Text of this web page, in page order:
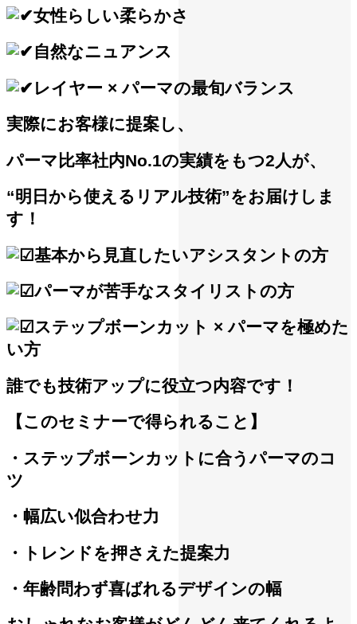
女性らしい柔らかさ
自然なニュアンス
レイヤー × パーマの最旬バランス
実際にお客様に提案し、
パーマ比率社内No.1の実績をもつ2人が、
“明日から使えるリアル技術”をお届けしま
す！
基本から見直したいアシスタントの方
パーマが苦手なスタイリストの方
ステップボーンカット × パーマを極めた
い方
誰でも技術アップに役立つ内容です！
【このセミナーで得られること】
・ステップボーンカットに合うパーマのコ
ツ
・幅広い似合わせ力
・トレンドを押さえた提案力
・年齢問わず喜ばれるデザインの幅